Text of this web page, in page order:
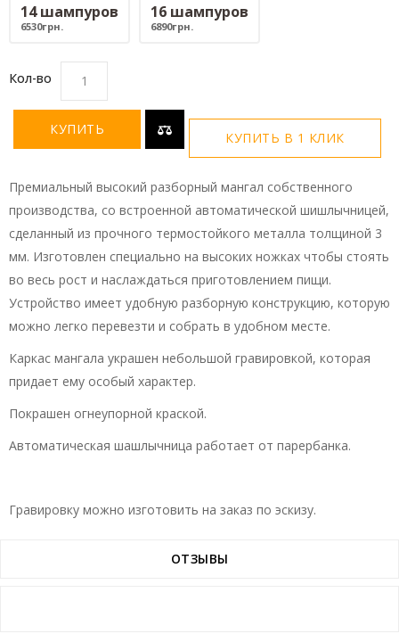
14 шампуров
6530грн.
16 шампуров
6890грн.
Кол-во
КУПИТЬ
КУПИТЬ В 1 КЛИК
Премиальный высокий разборный мангал собственного
производства, со встроенной автоматической шишлычницей,
сделанный из прочного термостойкого металла толщиной 3
мм. Изготовлен специально на высоких ножках чтобы стоять
во весь рост и наслаждаться приготовлением пищи.
Устройство имеет удобную разборную конструкцию, которую
можно легко перевезти и собрать в удобном месте.
Каркас мангала украшен небольшой гравировкой, которая
придает ему особый характер.
Покрашен огнеупорной краской.
Автоматическая шашлычница работает от парербанка.
Гравировку можно изготовить на заказ по эскизу.
ОТЗЫВЫ